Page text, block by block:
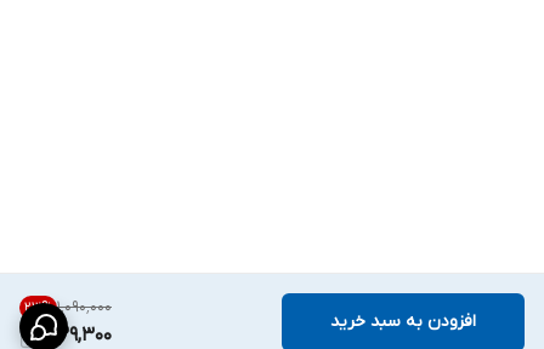
۱٬۰۹۰٬۰۰۰ 23%
839,300
افزودن به سبد خرید